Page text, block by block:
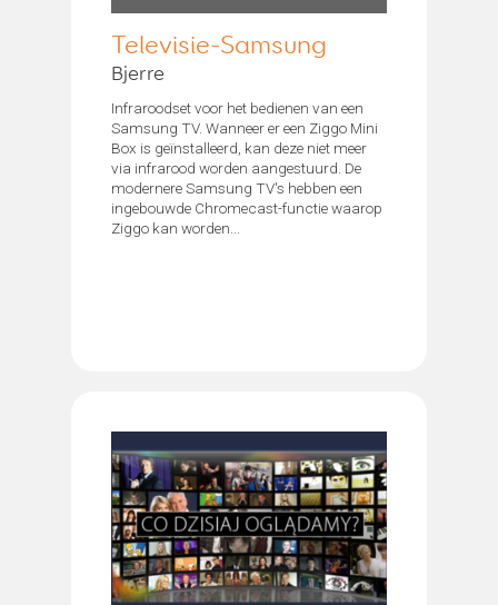
Televisie-Samsung
Bjerre
Infraroodset voor het bedienen van een
Samsung TV. Wanneer er een Ziggo Mini
Box is geïnstalleerd, kan deze niet meer
via infrarood worden aangestuurd. De
modernere Samsung TV's hebben een
ingebouwde Chromecast-functie waarop
Ziggo kan worden...